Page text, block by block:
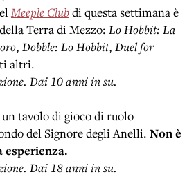
Meeple Clubdi questa settimana è
Terra di Mezzo: Lo Hobbit: La
, Dobble: Lo Hobbit, Duel for
altri.
Dai 10 anni in su.
tavolo di gioco di ruolo
del Signore degli Anelli. Non è
esperienza.
Dai 18 anni in su.